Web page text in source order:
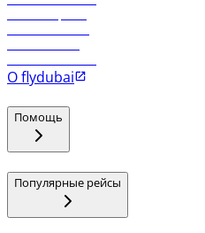
О flydubai
Помощь
Популярные рейсы